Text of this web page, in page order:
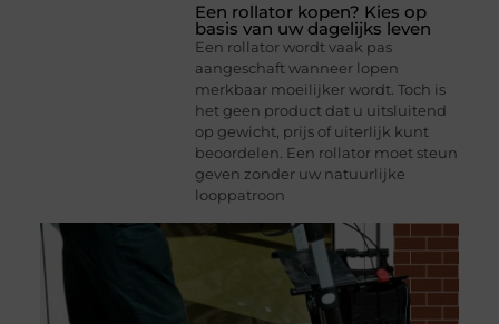
Een rollator kopen? Kies op
basis van uw dagelijks leven
Een rollator wordt vaak pas
aangeschaft wanneer lopen
merkbaar moeilijker wordt. Toch is
het geen product dat u uitsluitend
op gewicht, prijs of uiterlijk kunt
beoordelen. Een rollator moet steun
geven zonder uw natuurlijke
looppatroon